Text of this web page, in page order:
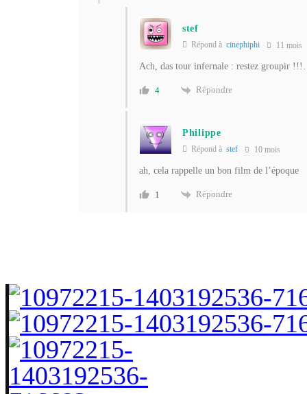
stef
Répond à cinephiphi 11 mois
Ach, das tour infernale : restez groupir
4 Répondre
Philippe
Répond à stef 10 mois
ah, cela rappelle un bon film de l’époque
1 Répondre